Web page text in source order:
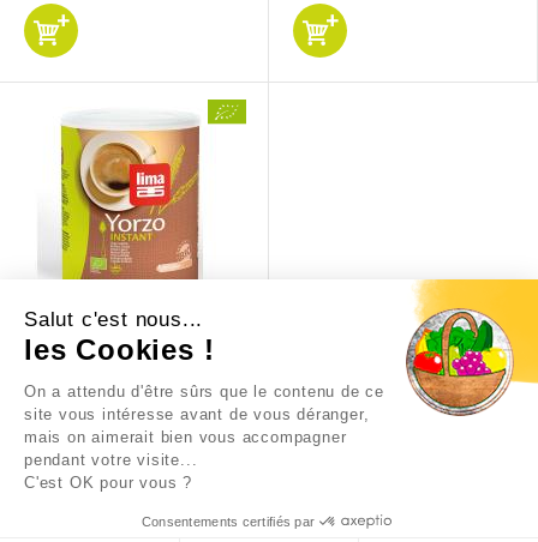
Salut c'est nous...
les Cookies !
On a attendu d'être sûrs que le contenu de ce
site vous intéresse avant de vous déranger,
mais on aimerait bien vous accompagner
pendant votre visite...
C'est OK pour vous ?
Consentements certifiés par
YORZO INST 125 G
6,15 €